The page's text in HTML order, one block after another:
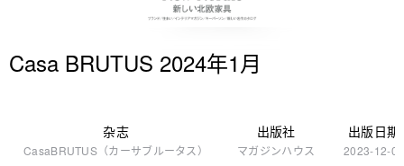
Casa BRUTUS 2024年1月
杂志
CasaBRUTUS（カーサブルータス）
出版社
マガジンハウス
出版日期
2023-12-08